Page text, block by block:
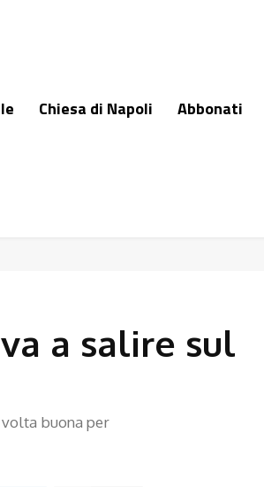
Chiesa di Napoli Abbonati
a salire sul
buona per